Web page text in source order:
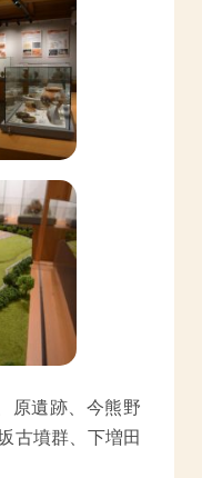
、原遺跡、今熊野
古墳群、下増田